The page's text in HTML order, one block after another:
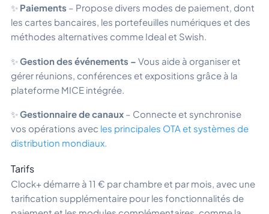
✨ Paiements – Propose divers modes de paiement, dont
les cartes bancaires, les portefeuilles numériques et des
méthodes alternatives comme Ideal et Swish.
✨Gestion des événements – Vous aide à organiser et
gérer réunions, conférences et expositions grâce à la
plateforme MICE intégrée.
✨Gestionnaire de canaux – Connecte et synchronise
vos opérations avec les principales OTA et systèmes de
distribution mondiaux.
Tarifs
Clock+ démarre à 11 € par chambre et par mois, avec une
tarification supplémentaire pour les fonctionnalités de